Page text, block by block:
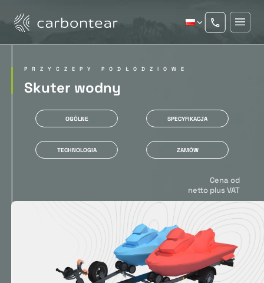
PRZYCZEPY PODŁODZIOWE
Skuter wodny
OGÓLNE SPECYFIKACJA
TECHNOLOGIA ZAMÓW
Cena od
netto plus VAT